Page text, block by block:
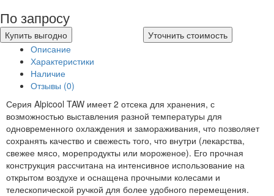
По запросу
Купить выгодно
Уточнить стоимость
Описание
Характеристики
Наличие
Отзывы (0)
Серия Alpicool TAW имеет 2 отсека для хранения, с
возможностью выставления разной температуры для
одновременного охлаждения и замораживания, что позволяет
сохранять качество и свежесть того, что внутри (лекарства,
свежее мясо, морепродукты или мороженое). Его прочная
конструкция рассчитана на интенсивное использование на
открытом воздухе и оснащена прочными колесами и
телескопической ручкой для более удобного перемещения.